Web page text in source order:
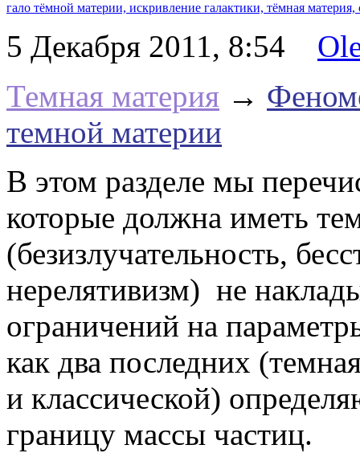
гало тёмной материи, искривление галактики, тёмная материя,
5 Декабря 2011, 8:54
Темная материя →
темной материи
В этом разделе мы
которые должна иметь
(безизлучательность,
нерелятивизм) не
ограничений на
как два последних
и классической)
границу массы частиц.